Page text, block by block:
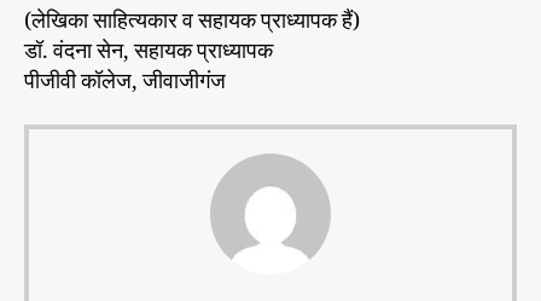
(लेखिका साहित्यकार व सहायक प्राध्यापक हैं)
डॉ. वंदना सेन, सहायक प्राध्यापक
पीजीवी कॉलेज, जीवाजीगंज